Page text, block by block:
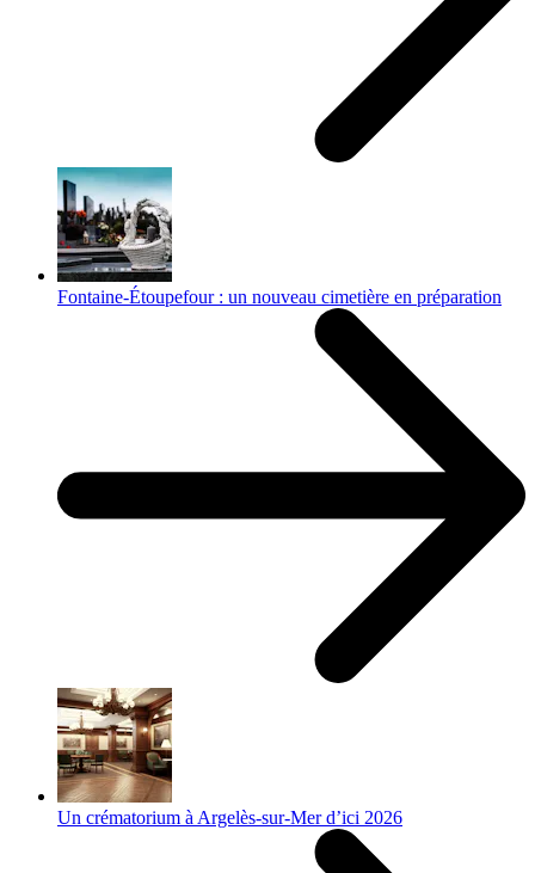
Fontaine-Étoupefour : un nouveau cimetière en préparation
Un crématorium à Argelès-sur-Mer d’ici 2026